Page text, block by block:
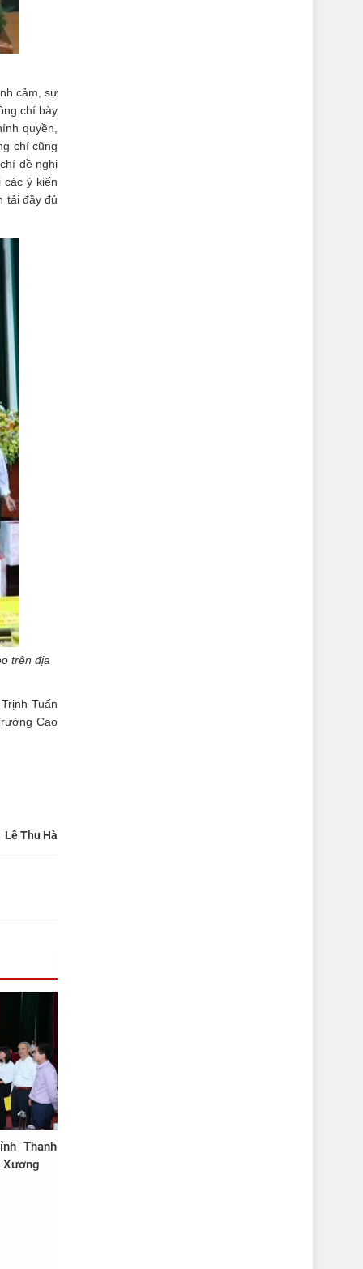
cảm, sự
chí bày
quyền,
chí cũng
đề nghị
ý kiến
tải đầy đủ
trên địa
Tuấn
Cao
Lê Thu Hà
Thanh
Xương